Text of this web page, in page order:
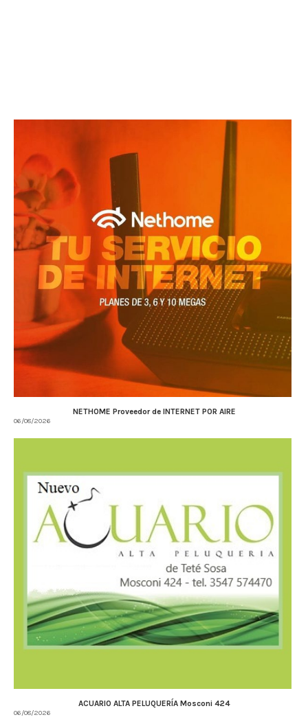
NETHOME Proveedor de INTERNET POR AIRE
06/08/2026
ACUARIO ALTA PELUQUERÍA Mosconi 424
06/08/2026